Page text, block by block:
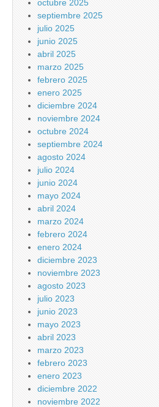
octubre 2025
septiembre 2025
julio 2025
junio 2025
abril 2025
marzo 2025
febrero 2025
enero 2025
diciembre 2024
noviembre 2024
octubre 2024
septiembre 2024
agosto 2024
julio 2024
junio 2024
mayo 2024
abril 2024
marzo 2024
febrero 2024
enero 2024
diciembre 2023
noviembre 2023
agosto 2023
julio 2023
junio 2023
mayo 2023
abril 2023
marzo 2023
febrero 2023
enero 2023
diciembre 2022
noviembre 2022